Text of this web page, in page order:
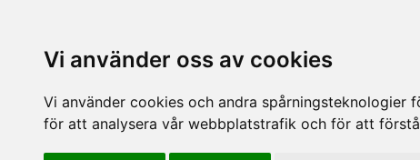
Vi använder oss av cookies
Vi använder cookies och andra
för att analysera vår webbplatstrafik och för att